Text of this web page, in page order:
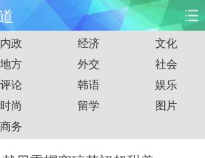
时政 国际 财经
体育 人事 教育
思客
内政 经济
文化
地方 外交
社会
评论 韩语
娱乐
时尚 留学
图片
商务